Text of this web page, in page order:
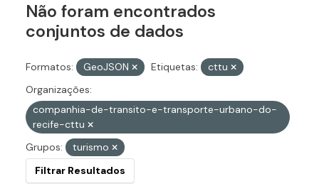
Não foram encontrados
conjuntos de dados
Formatos: GeoJSON Etiquetas:
cttu
Organizações:
companhia-de-transito-e-transporte-urbano-do-
recife-cttu
Grupos:
turismo
Filtrar Resultados